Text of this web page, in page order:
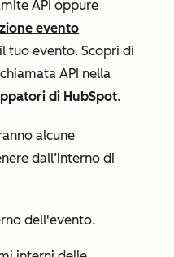
API oppure
evento
tuo evento. Scopri di
API nella
di HubSpot.
alcune
dall’interno di
dell'evento.